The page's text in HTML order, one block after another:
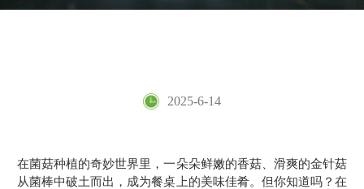
2025-6-14
在菌菇种植的奇妙世界里，一朵朵鲜嫩的香菇、滑爽的金针菇
从菌棒中破土而出，成为餐桌上的美味佳肴。但你知道吗？在